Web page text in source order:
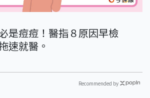
是痘痘！醫指８原因早檢
速就醫。
Recommended by